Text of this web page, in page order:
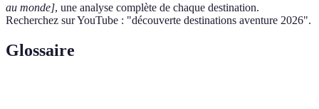
au monde], une analyse complète de chaque destination.
Recherchez sur YouTube : "découverte destinations aventure 2026".
Glossaire